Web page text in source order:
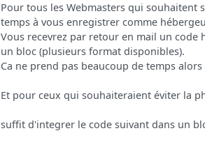
Pour tous les Webmasters qui souhaitent
temps à vous enregistrer comme
Vous recevrez par retour en mail un
un bloc (plusieurs format disponibles).
Ca ne prend pas beaucoup de temps
Et pour ceux qui souhaiteraient éviter la
suffit d'integrer le code suivant dans un